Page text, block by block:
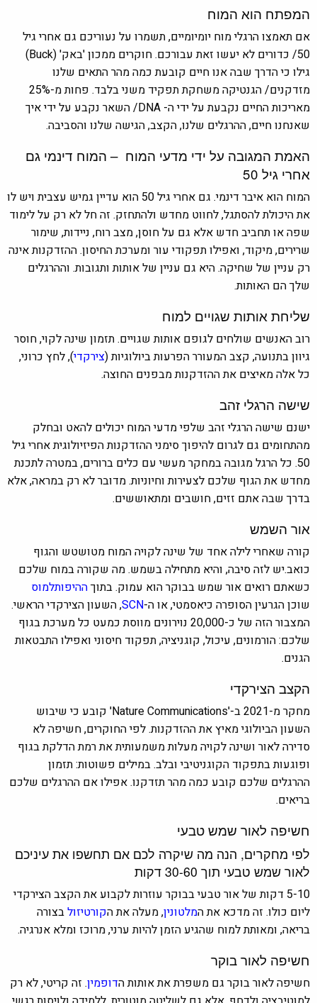
המפתח הוא המוח
אם תאמצו הרגלי מוח יומיומיים, תשמרו על נעוריכם גם אחרי גיל
50/ כדורים לא יעשו זאת עבורכם. חוקרים ממכון 'באק' (Buck)
גילו כי הדרך שבה אנו חיים קובעת כמה מהר התאים שלנו
מזדקנים/ הגנטיקה משחקת תפקיד משני בלבד. פחות מ-25%
מאריכות החיים נקבעת על ידי ה- DNA/ השאר נקבע על ידי איך
שאנחנו חיים, ההרגלים שלנו, הקצב, הגישה שלנו והסביבה.
האמת המגובה על ידי מדעי המוח – המוח דינמי גם
אחרי גיל 50
המוח הוא איבר דינמי. גם אחרי גיל 50 הוא עדיין גמיש עצבית ויש לו
את היכולת להסתגל, לחווט מחדש ולהתחזק. זה חל לא רק על לימוד
שפה או תחביב חדש אלא גם על חוסן, מצב רוח, ניידות, שימור
שרירים, מיקוד, ואפילו תפקודי עור ומערכת החיסון. ההזדקנות אינה
רק עניין של שחיקה. היא גם עניין של אותות ותגובות. וההרגלים
שלך הם האותות.
שליחת אותות שגויים למוח
רוב האנשים שולחים לגופם אותות שגויים. תזמון שינה לקוי, חוסר
גיוון בתנועה, קצב המעורר הפרעות ביולוגיות (צירקדי), לחץ כרוני,
כל אלה מאיצים את ההזדקנות מבפנים החוצה.
שישה הרגלי זהב
ישנם שישה הרגלי זהב שלפי מדעי המוח יכולים להאט ובחלק
מהתחומים גם לגרום להיפוך סימני ההזדקנות הפיזיולוגית אחרי גיל
50. כל הרגל מגובה במחקר מעשי עם כלים ברורים, במטרה לתכנת
מחדש את הגוף שלכם לצעירות וחיוניות. מדובר לא רק במראה, אלא
בדרך שבה אתם זזים, חושבים ומתאוששים.
אור השמש
קורה שאחרי לילה אחד של שינה לקויה המוח מטושטש והגוף
כואב.יש לזה סיבה, והיא מתחילה בשמש. מה שקורה במוח שלכם
כשאתם רואים אור שמש בבוקר הוא עמוק. בתוךההיפותלמוס
שוכן הגרעין הסופרה כיאסמטי, או ה-SCN, השעון הצירקדי הראשי.
המצבור הזה של כ-20,000 נוירונים מווסת כמעט כל מערכת בגוף
שלכם: הורמונים, עיכול, קוגניציה, תפקוד חיסוני ואפילו התבטאות
הגנים.
הקצב הצירקדי
מחקר מ-2021 ב-'Nature Communications' קובע כי שיבוש
השעון הביולוגי מאיץ את ההזדקנות. לפי החוקרים, חשיפה לא
סדירה לאור ושינה לקויה מעלות משמעותית את רמת הדלקת בגוף
ופוגעות בתפקוד הקוגניטיבי ובלב. במילים פשוטות: תזמון
ההרגלים שלכם קובע כמה מהר תזדקנו. אפילו אם ההרגלים שלכם
בריאים.
חשיפה לאור שמש טבעי
לפי מחקרים, הנה מה שיקרה לכם אם תחשפו את עיניכם
לאור שמש טבעי תוך 30-60 דקות
5-10 דקות של אור טבעי בבוקר עוזרות לקבוע את הקצב הצירקדי
ליום כולו. זה מדכא את המלטונין, מעלה את הקורטיזולבצורה
בריאה, ומאותת למוח שהגיע הזמן להיות ערני, מרוכז ומלא אנרגיה.
חשיפה לאור בוקר
חשיפה לאור בוקר גם משפרת את אותות הדופמין. זה קריטי, לא רק